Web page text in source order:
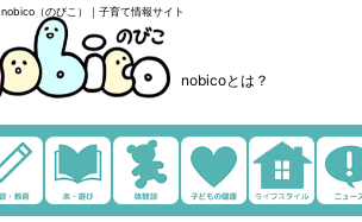
nobico（のびこ）｜子育て情報サイト
nobicoとは？